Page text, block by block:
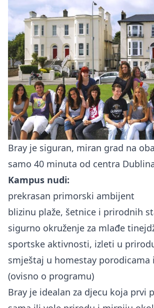
Bray je siguran, miran grad na
samo 40 minuta od centra
Kampus nudi:
prekrasan primorski ambijent
blizinu plaže, šetnice i prirodnih
sigurno okruženje za mlađe
sportske aktivnosti, izleti u
smještaj u homestay porodicama
(ovisno o programu)
Bray je idealan za djecu koja prvi